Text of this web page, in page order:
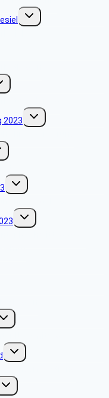
Untermenü
umschalten
2023
Untermenü
umschalten
Untermenü
umschalten
Untermenü
umschalten
Untermenü
umschalten
Untermenü
umschalten
Untermenü
umschalten